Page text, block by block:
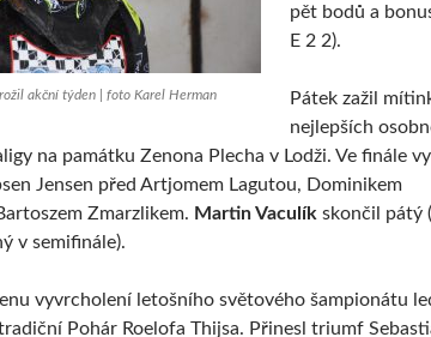
akční týden | foto Karel Herman
pět bodů a
E 2 2).
Pátek zažil
nejlepších
na památku Zenona Plecha v Lodži. Ve finále
Jensen před Artjomem Lagutou, Dominikem
Zmarzlikem. Martin Vaculík skončil pátý
v semifinále).
vyvrcholení letošního světového šampionátu
Pohár Roelofa Thijsa. Přinesl triumf